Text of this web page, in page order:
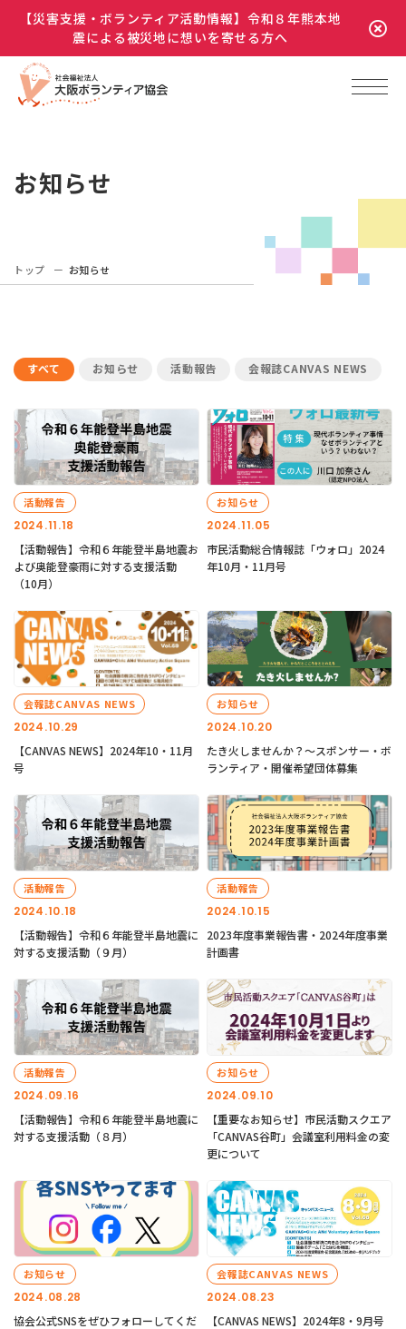
【災害支援・ボランティア活動情報】令和８年熊本地
震による被災地に想いを寄せる方へ
お知らせ
トップ お知らせ
すべて お知らせ 活動報告 会報誌CANVAS NEWS
2024.11.18
活動報告
【活動報告】令和６年能登半島地震お
よび奥能登豪雨に対する支援活動
（10月）
2024.11.05
お知らせ
市民活動総合情報誌「ウォロ」2024
年10月・11月号
2024.10.29
会報誌CANVAS NEWS
【CANVAS NEWS】2024年10・11月
号
2024.10.20
お知らせ
たき火しませんか？～スポンサー・ボ
ランティア・開催希望団体募集
2024.10.18
活動報告
【活動報告】令和６年能登半島地震に
対する支援活動（９月）
2024.10.15
活動報告
2023年度事業報告書・2024年度事業
計画書
2024.09.16
活動報告
【活動報告】令和６年能登半島地震に
対する支援活動（８月）
2024.09.10
お知らせ
【重要なお知らせ】市民活動スクエア
「CANVAS谷町」会議室利用料金の変
更について
2024.08.28
お知らせ
協会公式SNSをぜひフォローしてくだ
2024.08.23
会報誌CANVAS NEWS
【CANVAS NEWS】2024年8・9月号